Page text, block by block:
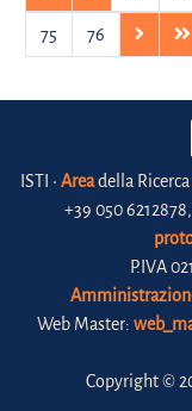
75 76
ISTI • Areadella Ricerca
+39 050
P.IVA
Web Master:
Copyright ©